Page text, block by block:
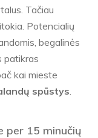
Tačiau
Potencialių
begalinės
patikras
kai mieste
spūstys
per 15 minučių